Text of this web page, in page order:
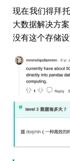
现在我们得拜
大数据解决方
没有这个存储